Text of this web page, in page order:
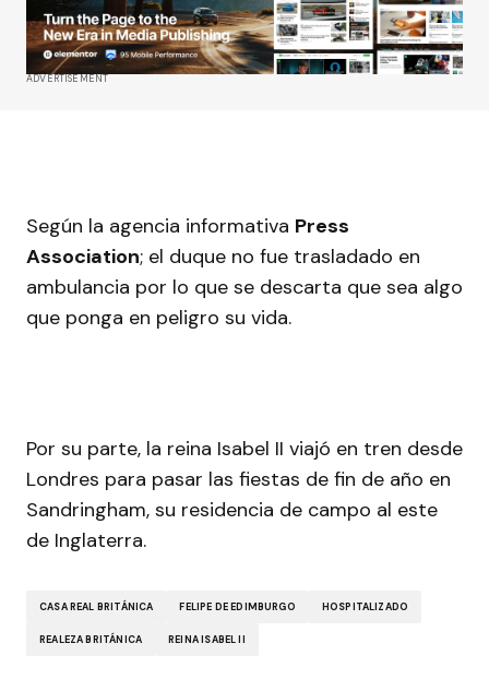
ADVERTISEMENT
Según la agencia informativa Press
Association; el duque no fue trasladado en
ambulancia por lo que se descarta que sea algo
que ponga en peligro su vida.
Por su parte, la reina Isabel II viajó en tren desde
Londres para pasar las fiestas de fin de año en
Sandringham, su residencia de campo al este
de Inglaterra.
CASA REAL BRITÁNICA FELIPE DE EDIMBURGO HOSPITALIZADO
REALEZA BRITÁNICA REINA ISABEL II